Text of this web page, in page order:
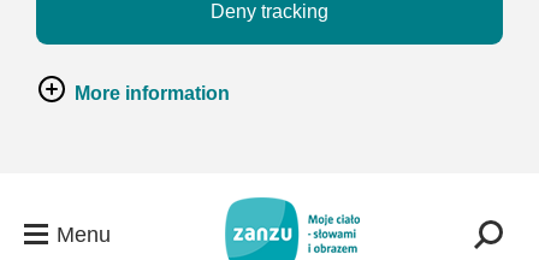
Deny tracking
More information
Menu